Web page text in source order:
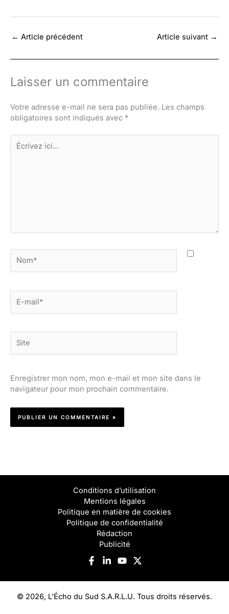
← Article précédent Article suivant →
Laisser un commentaire
Votre adresse e-mail ne sera pas publiée. Les champs
obligatoires sont indiqués avec *
Écrivez
ici…
mail*
Enregistrer mon nom, mon e-mail et mon site dans le
navigateur pour mon prochain commentaire.
Conditions d’utilisation
Mentions légales
Politique en matière de cookies
Politique de confidentialité
Rédaction
Publicité
© 2026, L'Écho du Sud S.A.R.L.U. Tous droits réservés.